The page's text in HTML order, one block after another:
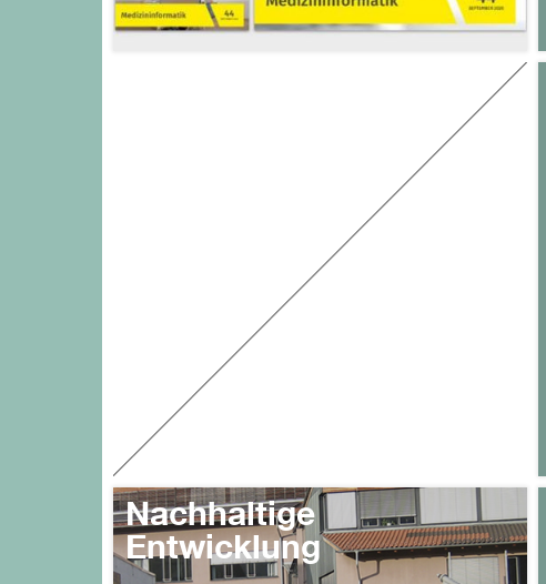
Nachhaltige
Entwicklung